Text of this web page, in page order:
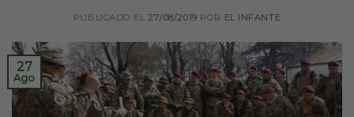
PUBLICADO EL 27/08/2019 POR EL INFANTE
27
Ago